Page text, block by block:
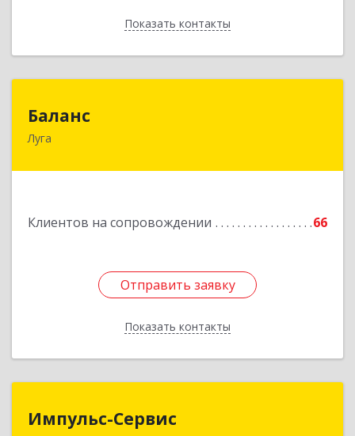
Показать контакты
Назад
Баланс
Луга
Клиентов на сопровождении 66
Отправить заявку
Показать контакты
188230, Ленинградская обл, Луга г, Урицкого
Отправить заявку
Назад
Импульс-Сервис